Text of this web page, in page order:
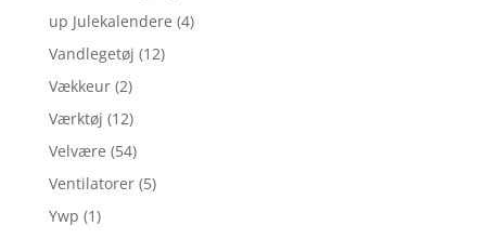
up Julekalendere (4)
Vandlegetøj (12)
Vækkeur (2)
Værktøj (12)
Velvære (54)
Ventilatorer (5)
Ywp (1)